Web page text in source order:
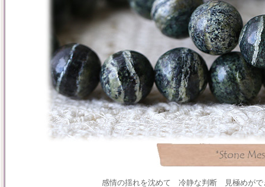
感情の揺れを沈めて 冷静な判断 見極めがで